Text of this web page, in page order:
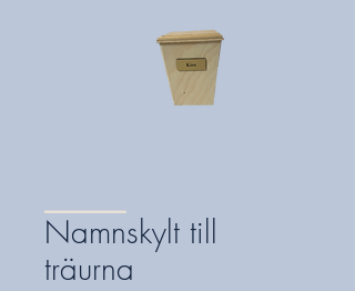
Namnskylt till
träurna